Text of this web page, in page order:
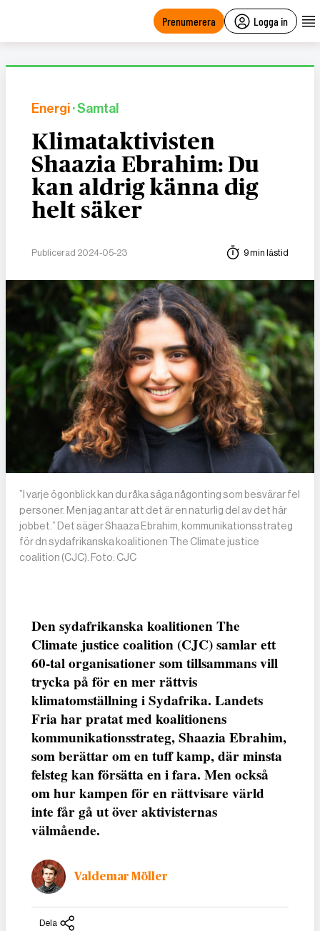
Prenumerera Logga in
Energi· Samtal
Klimataktivisten
Shaazia Ebrahim: Du
kan aldrig känna dig
helt säker
Publicerad 2024-05-23 9 min lästid
”I varje ögonblick kan du råka säga någonting som besvärar fel
personer. Men jag antar att det är en naturlig del av det här
jobbet.” Det säger Shaaza Ebrahim, kommunikationsstrateg
för dn sydafrikanska koalitionen The Climate justice
coalition (CJC). Foto: CJC
Den sydafrikanska koalitionen The
Climate justice coalition (CJC) samlar ett
60-tal organisationer som tillsammans vill
trycka på för en mer rättvis
klimatomställning i Sydafrika. Landets
Fria har pratat med koalitionens
kommunikationsstrateg, Shaazia Ebrahim,
som berättar om en tuff kamp, där minsta
felsteg kan försätta en i fara. Men också
om hur kampen för en rättvisare värld
inte får gå ut över aktivisternas
välmående.
Valdemar Möller
Dela